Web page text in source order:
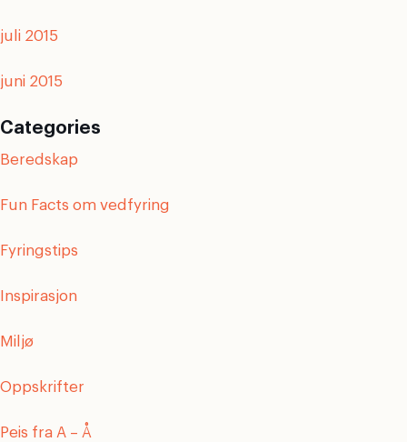
juli 2015
juni 2015
Categories
Beredskap
Fun Facts om vedfyring
Fyringstips
Inspirasjon
Miljø
Oppskrifter
Peis fra A – Å